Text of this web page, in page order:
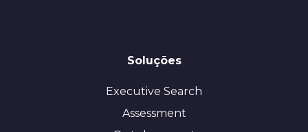
Soluções
Executive Search
Assessment